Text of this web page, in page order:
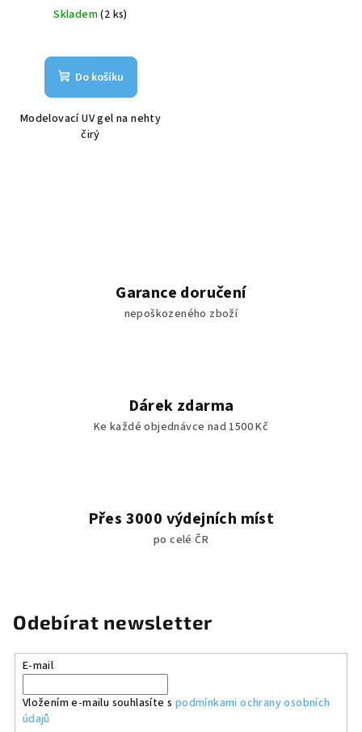
cena:
Skladem(2 ks)
Do košíku
Modelovací UV gel na nehty
čirý
Garance doručení
nepoškozeného zboží
Dárek zdarma
Ke každé objednávce nad 1500 Kč
Přes 3000 výdejních míst
po celé ČR
Odebírat newsletter
E-mail
Vložením e-mailu souhlasíte s podmínkami ochrany osobních
údajů